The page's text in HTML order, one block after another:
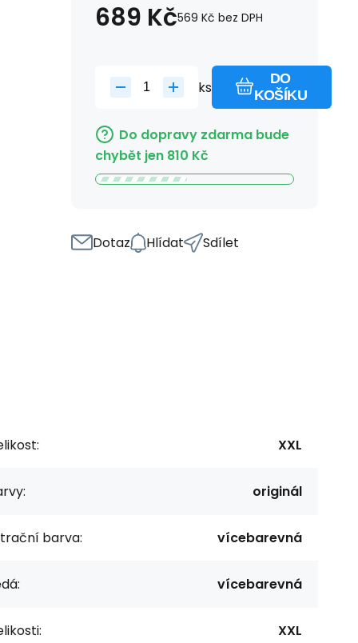
689 Kč569 Kč bez DPH
ks
DO
KOŠÍKU
Do dopravy zdarma bude
chybět jen 810 Kč
Dotaz Hlídat Sdílet
XXL
originál
barva: vícebarevná
vícebarevná
XXL